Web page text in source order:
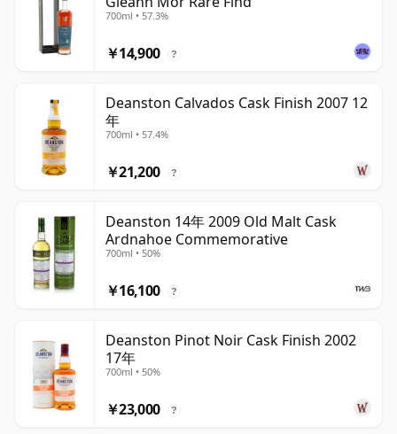
700ml • 57.3%
￥14,900 ?
Deanston Calvados Cask Finish 2007 12
年
700ml • 57.4%
￥21,200 ?
Deanston 14年 2009 Old Malt Cask
Ardnahoe Commemorative
700ml • 50%
￥16,100 ?
Deanston Pinot Noir Cask Finish 2002
17年
700ml • 50%
￥23,000 ?